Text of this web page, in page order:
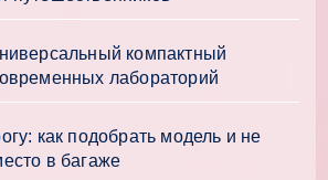
компактный
лабораторий
как подобрать модель и не
в багаже